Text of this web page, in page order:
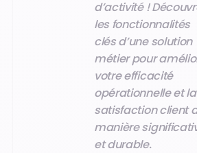
d’activité !
les fonctionnalités
clés d’une solution
métier pour
votre efficacité
opérationnelle et la
satisfaction client
manière
et durable.